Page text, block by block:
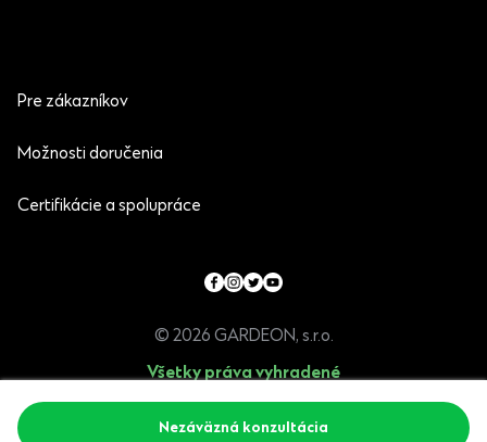
Nezáväzná konzultácia
Pre zákazníkov
Certifikácie a spolupráce
Možnosti doručenia
© 2026 GARDEON, s.r.o.
Všetky práva vyhradené